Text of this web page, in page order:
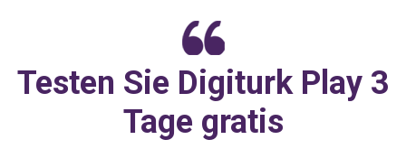
Testen Sie Digiturk Play 3
Tage gratis